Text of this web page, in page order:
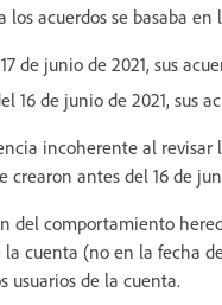
acuerdos se basaba
de junio de 2021, sus
16 de junio de 2021,
incoherente al
crearon antes del 16 de
del comportamiento
cuenta (no en la fecha
usuarios de la cuenta.